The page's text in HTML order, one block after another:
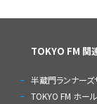
TOKYO FM 関
半蔵門ランナーズ
TOKYO FM ホール